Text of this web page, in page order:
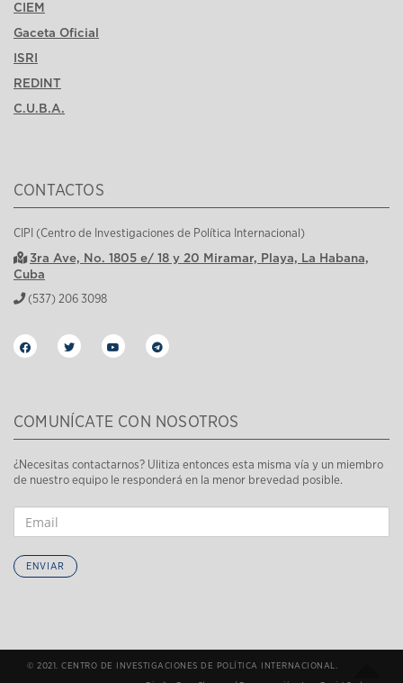
CIEM
Gaceta Oficial
ISRI
REDINT
C.U.B.A.
CONTACTOS
CIPI (Centro de Investigaciones de Política Internacional)
3ra Ave, No. 1805 e/ 18 y 20 Miramar, Playa, La Habana,
Cuba
(537) 206 3098
COMUNÍCATE CON NOSOTROS
¿Necesitas contactarnos? Ulitiza entonces esta misma vía y un miembro
de nuestro equipo le responderá en la menor brevedad posible.
ENVIAR
© 2021. CENTRO DE INVESTIGACIONES DE POLÍTICA INTERNACIONAL.